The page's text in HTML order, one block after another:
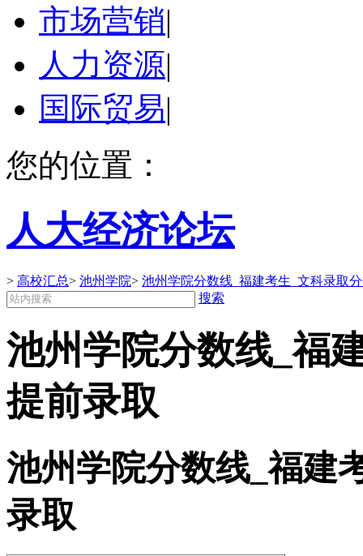
市场营销|
人力资源|
国际贸易|
您的位置：
人大经济论坛
> 高校汇总> 池州学院> 池州学院分数线_福建考生_文科录取
搜索
池州学院分数线_福
提前录取
池州学院分数线_福建
录取